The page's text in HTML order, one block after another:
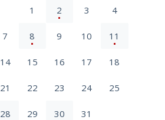
1 2 3 4
7 8 9 10 11
14 15 16 17 18
21 22 23 24 25
28 29 30 31